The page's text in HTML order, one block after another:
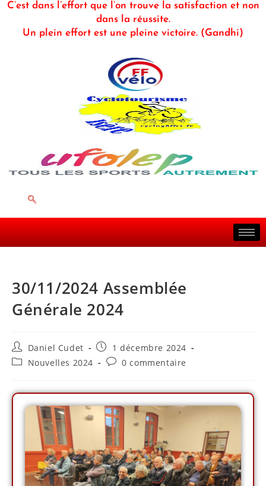
C’est dans l’effort que l’on trouve la satisfaction et non
dans la réussite.
Un plein effort est une pleine victoire. (Gandhi)
30/11/2024 Assemblée
Générale 2024
Daniel Cudet
1 décembre 2024
Nouvelles 2024
0 commentaire